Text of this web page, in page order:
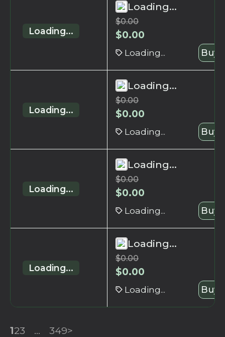
Loading...
Loading...
$0.00
$0.00
Loading... Buy
Loading...
Loading...
$0.00
$0.00
Loading... Buy
Loading...
Loading...
$0.00
$0.00
Loading... Buy
Loading...
Loading...
$0.00
$0.00
Loading... Buy
123 ... 349>